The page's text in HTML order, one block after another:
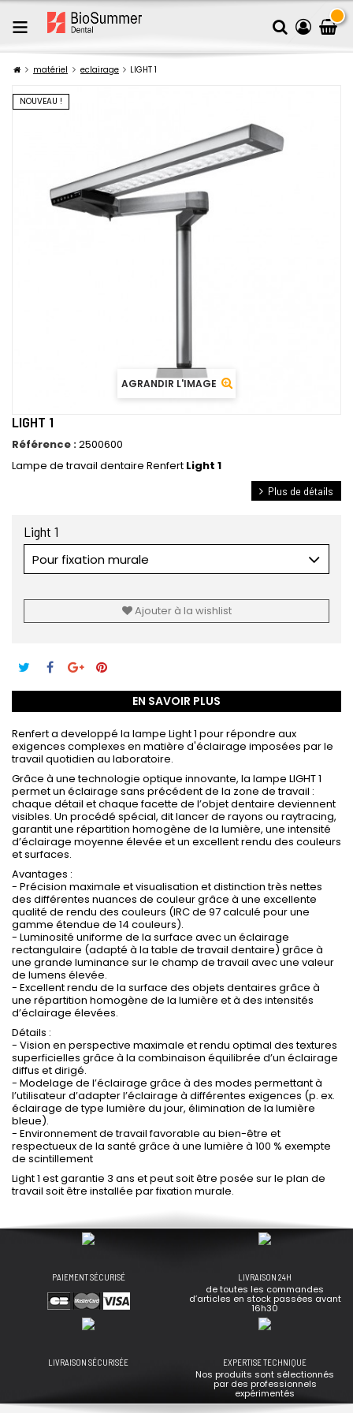
matériel eclairage LIGHT 1
NOUVEAU !
AGRANDIR L'IMAGE
LIGHT 1
Référence :2500600
Lampe de travail dentaire Renfert Light 1
Plus de détails
Light 1
Pour fixation murale
Ajouter à la wishlist
EN SAVOIR PLUS
Renfert a developpé la lampe Light 1 pour répondre aux
exigences complexes en matière d'éclairage imposées par le
travail quotidien au laboratoire.
Grâce à une technologie optique innovante, la lampe LIGHT 1
permet un éclairage sans précédent de la zone de travail :
chaque détail et chaque facette de l’objet dentaire deviennent
visibles. Un procédé spécial, dit lancer de rayons ou raytracing,
garantit une répartition homogène de la lumière, une intensité
d’éclairage moyenne élevée et un excellent rendu des couleurs
et surfaces.
Avantages :
- Précision maximale et visualisation et distinction très nettes
des différentes nuances de couleur grâce à une excellente
qualité de rendu des couleurs (IRC de 97 calculé pour une
gamme étendue de 14 couleurs).
- Luminosité uniforme de la surface avec un éclairage
rectangulaire (adapté à la table de travail dentaire) grâce à
une grande luminance sur le champ de travail avec une valeur
de lumens élevée.
- Excellent rendu de la surface des objets dentaires grâce à
une répartition homogène de la lumière et à des intensités
d’éclairage élevées.
Détails :
- Vision en perspective maximale et rendu optimal des textures
superficielles grâce à la combinaison équilibrée d’un éclairage
diffus et dirigé.
- Modelage de l’éclairage grâce à des modes permettant à
l’utilisateur d’adapter l’éclairage à différentes exigences (p. ex.
éclairage de type lumière du jour, élimination de la lumière
bleue).
- Environnement de travail favorable au bien-être et
respectueux de la santé grâce à une lumière à 100 % exempte
de scintillement
Light 1 est garantie 3 ans et peut soit être posée sur le plan de
travail soit être installée par fixation murale.
PAIEMENT SÉCURISÉ LIVRAISON 24H
de toutes les commandes
d’articles en stock passées avant
16h30
LIVRAISON SÉCURISÉE EXPERTISE TECHNIQUE
Nos produits sont sélectionnés
par des professionnels
expérimentés